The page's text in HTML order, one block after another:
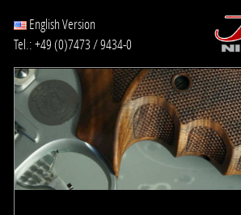
English Version
Tel.: +49 (0)7473 / 9434-0